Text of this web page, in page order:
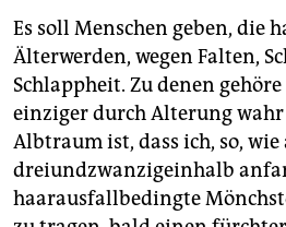
Es soll Menschen geben, die
Älterwerden, wegen Falten,
Schlappheit. Zu denen
einziger durch Alterung
Albtraum ist, dass ich, so,
dreiundzwanzigeinhalb
haarausfallbedingte